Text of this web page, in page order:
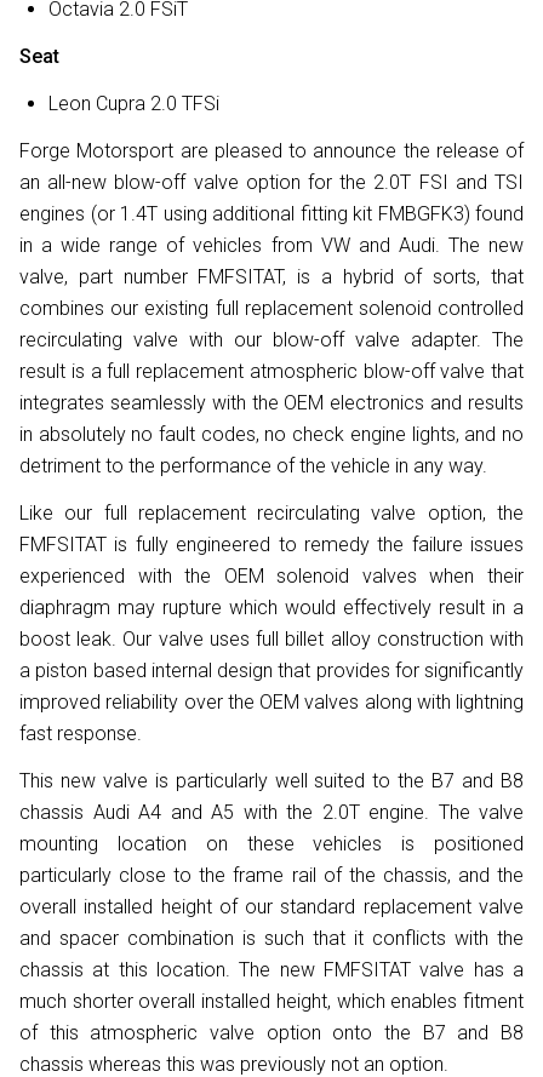
Octavia 2.0 FSiT
Seat
Leon Cupra 2.0 TFSi
Forge Motorsport are pleased to announce the release of
an all-new blow-off valve option for the 2.0T FSI and TSI
engines (or 1.4T using additional fitting kit FMBGFK3) found
in a wide range of vehicles from VW and Audi. The new
valve, part number FMFSITAT, is a hybrid of sorts, that
combines our existing full replacement solenoid controlled
recirculating valve with our blow-off valve adapter. The
result is a full replacement atmospheric blow-off valve that
integrates seamlessly with the OEM electronics and results
in absolutely no fault codes, no check engine lights, and no
detriment to the performance of the vehicle in any way.
Like our full replacement recirculating valve option, the
FMFSITAT is fully engineered to remedy the failure issues
experienced with the OEM solenoid valves when their
diaphragm may rupture which would effectively result in a
boost leak. Our valve uses full billet alloy construction with
a piston based internal design that provides for significantly
improved reliability over the OEM valves along with lightning
fast response.
This new valve is particularly well suited to the B7 and B8
chassis Audi A4 and A5 with the 2.0T engine. The valve
mounting location on these vehicles is positioned
particularly close to the frame rail of the chassis, and the
overall installed height of our standard replacement valve
and spacer combination is such that it conflicts with the
chassis at this location. The new FMFSITAT valve has a
much shorter overall installed height, which enables fitment
of this atmospheric valve option onto the B7 and B8
chassis whereas this was previously not an option.